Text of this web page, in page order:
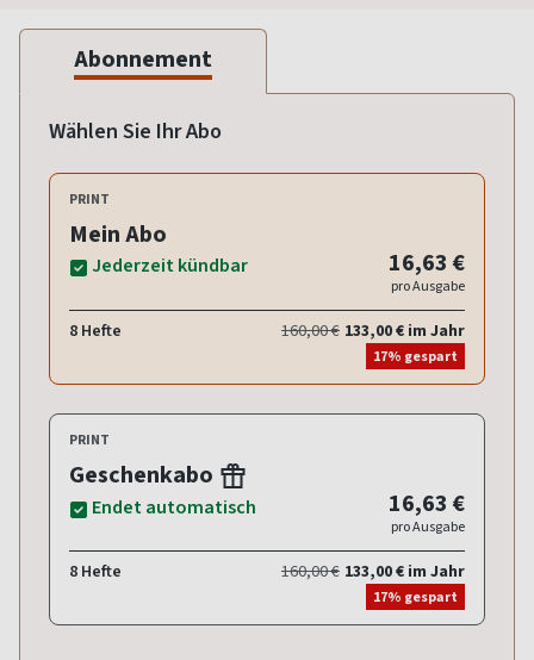
Abonnement
Wählen Sie Ihr Abo
PRINT
Mein Abo
Jederzeit kündbar 16,63 €
pro Ausgabe
8 Hefte 160,00 € 133,00 € im Jahr
17% gespart
PRINT
Geschenkabo
Endet automatisch 16,63 €
pro Ausgabe
8 Hefte 160,00 € 133,00 € im Jahr
17% gespart